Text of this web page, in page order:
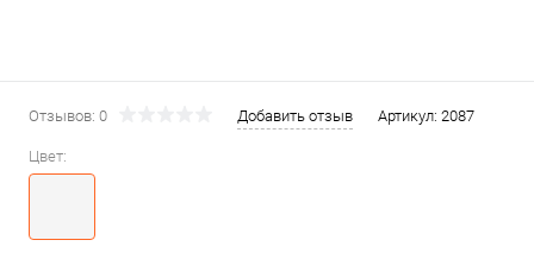
Отзывов: 0 Добавить отзыв Артикул: 2087
Цвет: